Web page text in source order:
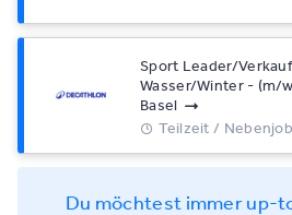
Sport Leader/
Wasser/Winter - (m/
Basel
Teilzeit / Nebenjob
Du möchtest immer up-